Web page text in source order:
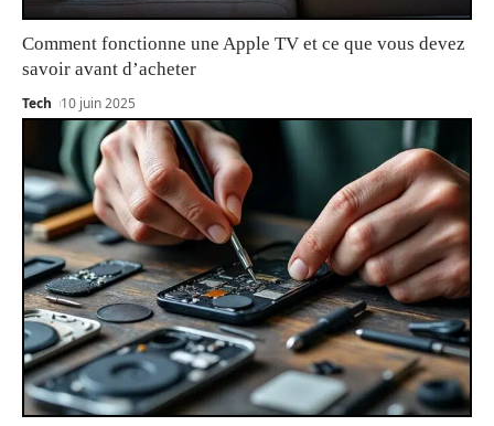
Comment fonctionne une Apple TV et ce que vous devez
savoir avant d’acheter
Tech 10 juin 2025